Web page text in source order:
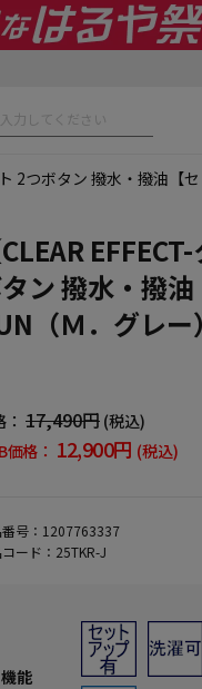
2つボタン 撥水・撥油【
CLEAR
ン 撥水・撥
（Ｍ．グレー
17,490円 (税込)
価格： 12,900円 (税込)
号： 1207763337
ード： 25TKR-J
機能